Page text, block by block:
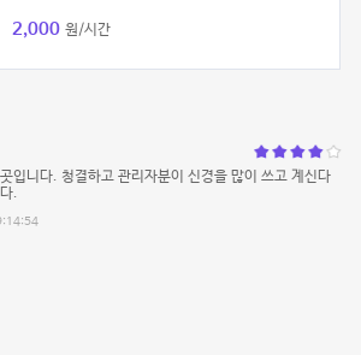
2,000 원/시간
입니다. 청결하고 관리자분이 신경을 많이 쓰고 계신다
.